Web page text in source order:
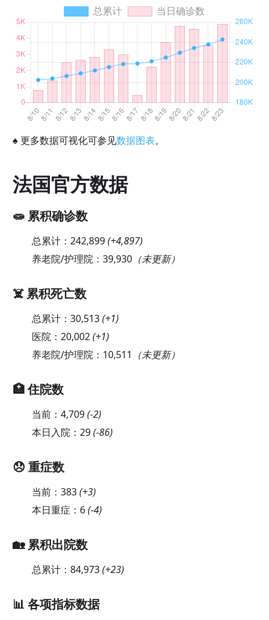
♠ 更多数据可视化可参见数据图表。
法国官方数据
🧫 累积确诊数
总累计： 242,899(+4,897)
养老院/护理院： 39,930（未更新）
☠️ 累积死亡数
总累计： 30,513(+1)
医院： 20,002(+1)
养老院/护理院： 10,511 （未更新）
🏥 住院数
当前： 4,709(-2)
本日入院： 29(-86)
😞 重症数
当前： 383(+3)
本日重症： 6(-4)
🏡 累积出院数
总累计： 84,973(+23)
📊 各项指标数据